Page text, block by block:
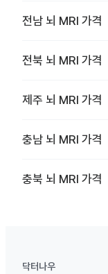
전남 뇌 MRI 가격
전북 뇌 MRI 가격
제주 뇌 MRI 가격
충남 뇌 MRI 가격
충북 뇌 MRI 가격
닥터나우